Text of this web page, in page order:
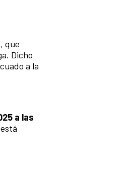
que
Dicho
a la
a las